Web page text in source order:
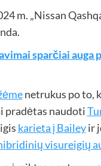
m. „Nissan
sparčiai
netrukus po to,
pradėtas naudoti
karieta į Baileyir
visureigių